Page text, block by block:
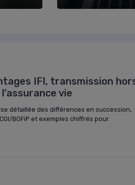
IFI, transmission
vie
détaillée des différences en succession,
BOFiP et exemples chiffrés pour